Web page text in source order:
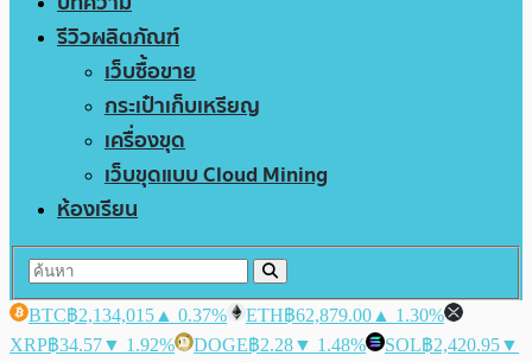
รีวิวผลิตภัณฑ์
เว็บซื้อขาย
กระเป๋าเก็บเหรียญ
เครื่องขุด
เว็บขุดแบบ Cloud Mining
ห้องเรียน
BTC฿2,134,015 ▲ 0.37% ETH฿62,879.00 ▲ 1.30%
XRP฿34.57▼ 1.92% DOGE฿2.28▼ 1.48% SOL฿2,420.95▼